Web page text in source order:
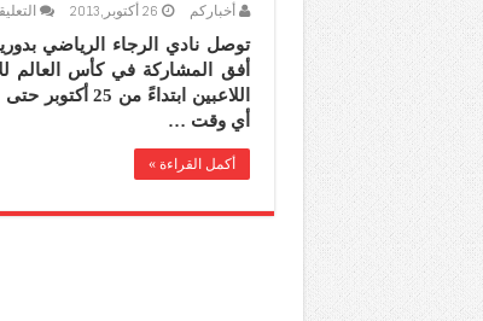
أخباركم 26 أكتوبر,2013
توصل نادي الرجاء الرياضي
أفق المشاركة في كأس العالم
أي وقت …
أكمل القراءة »